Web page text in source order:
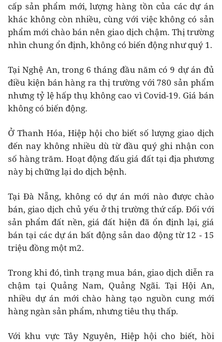
cấp sản phẩm mới, lượng hàng tồn của các dự án
khác không còn nhiều, cùng với việc không có sản
phẩm mới chào bán nên giao dịch chậm. Thị trường
nhìn chung ổn định, không có biến động như quý 1.
Tại Nghệ An, trong 6 tháng đầu năm có 9 dự án đủ
điều kiện bán hàng ra thị trường với 780 sản phẩm
nhưng tỷ lệ hấp thụ không cao vì Covid-19. Giá bán
không có biến động.
Ở Thanh Hóa, Hiệp hội cho biết số lượng giao dịch
đến nay không nhiều dù từ đầu quý ghi nhận con
số hàng trăm. Hoạt động đấu giá đất tại địa phương
này bị chững lại do dịch bệnh.
Tại Đà Nẵng, không có dự án mới nào được chào
bán, giao dịch chủ yếu ở thị trường thứ cấp. Đối với
sản phẩm đất nền, giá đất hiện đã ổn định lại, giá
bán tại các dự án bất động sản dao động từ 12 - 15
triệu đồng một m2.
Trong khi đó, tình trạng mua bán, giao dịch diễn ra
chậm tại Quảng Nam, Quảng Ngãi. Tại Hội An,
nhiều dự án mới chào hàng tạo nguồn cung mới
hàng ngàn sản phẩm, nhưng tiêu thụ thấp.
Với khu vực Tây Nguyên, Hiệp hội cho biết, hồi